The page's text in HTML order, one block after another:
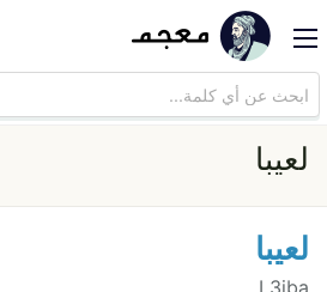
لعيبا
لعيبا
L3iba